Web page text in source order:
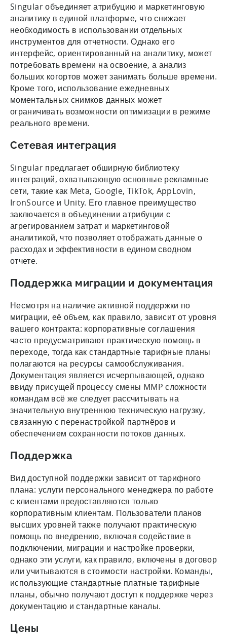
Singular объединяет атрибуцию и маркетинговую
аналитику в единой платформе, что снижает
необходимость в использовании отдельных
инструментов для отчетности. Однако его
интерфейс, ориентированный на аналитику, может
потребовать времени на освоение, а анализ
больших когортов может занимать больше времени.
Кроме того, использование ежедневных
моментальных снимков данных может
ограничивать возможности оптимизации в режиме
реального времени.
Сетевая интеграция
Singular предлагает обширную библиотеку
интеграций, охватывающую основные рекламные
сети, такие как Meta, Google, TikTok, AppLovin,
IronSource и Unity. Его главное преимущество
заключается в объединении атрибуции с
агрегированием затрат и маркетинговой
аналитикой, что позволяет отображать данные о
расходах и эффективности в едином сводном
отчете.
Поддержка миграции и документация
Несмотря на наличие активной поддержки по
миграции, её объем, как правило, зависит от уровня
вашего контракта: корпоративные соглашения
часто предусматривают практическую помощь в
переходе, тогда как стандартные тарифные планы
полагаются на ресурсы самообслуживания.
Документация является исчерпывающей, однако
ввиду присущей процессу смены MMP сложности
командам всё же следует рассчитывать на
значительную внутреннюю техническую нагрузку,
связанную с перенастройкой партнёров и
обеспечением сохранности потоков данных.
Поддержка
Вид доступной поддержки зависит от тарифного
плана: услуги персонального менеджера по работе
с клиентами предоставляются только
корпоративным клиентам. Пользователи планов
высших уровней также получают практическую
помощь по внедрению, включая содействие в
подключении, миграции и настройке проверки,
однако эти услуги, как правило, включены в договор
или учитываются в стоимости настройки. Команды,
использующие стандартные платные тарифные
планы, обычно получают доступ к поддержке через
документацию и стандартные каналы.
Цены